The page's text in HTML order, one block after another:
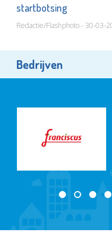
startbotsing
Redactie/Flashphoto - 30-03-
Bedrijven